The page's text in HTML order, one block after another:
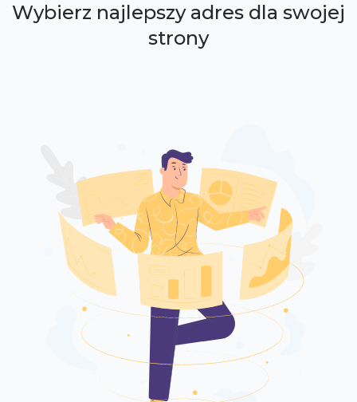
Wybierz najlepszy adres dla swojej
strony